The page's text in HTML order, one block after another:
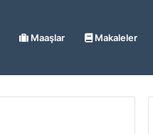
Maaşlar Makaleler